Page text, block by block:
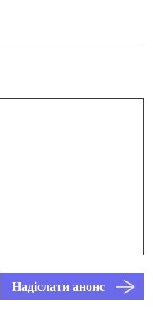
Надіслати анонс